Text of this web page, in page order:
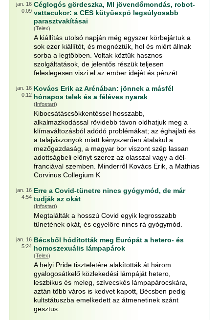
jan. 16
0:09
Céglogós gördeszka, MI jövendőmondás, robot-
vattacukor: a CES kütyüexpó legsúlyosabb
parasztvakításai
(Telex)
A kiállítás utolsó napján még egyszer körbejártuk a
sok ezer kiállítót, és megnéztük, hol és miért állnak
sorba a legtöbben. Voltak köztük hasznos
szolgáltatások, de jelentős részük teljesen
feleslegesen viszi el az ember idejét és pénzét.
jan. 16
0:12
Kovács Erik az Arénában: jönnek a másfél
hónapos telek és a féléves nyarak
(Infostart)
Kibocsátáscsökkentéssel hosszabb,
alkalmazkodással rövidebb távon oldhatjuk meg a
klímaváltozásból adódó problémákat; az éghajlati és
a talajviszonyok miatt kényszerűen átalakul a
mezőgazdaság, a magyar bor viszont szép lassan
adottságbeli előnyt szerez az olasszal vagy a dél-
franciával szemben. Minderről Kovács Erik, a Mathias
Corvinus Collegium K
jan. 16
4:54
Erre a Covid-tünetre nincs gyógymód, de már
tudják az okát
(Infostart)
Megtalálták a hosszú Covid egyik legrosszabb
tünetének okát, és egyelőre nincs rá gyógymód.
jan. 16
5:24
Bécsből hódították meg Európát a hetero- és
homoszexuális lámpapárok
(Telex)
A helyi Pride tiszteletére alakították át három
gyalogosátkelő közlekedési lámpáját hetero,
leszbikus és meleg, szívecskés lámpapárocskára,
aztán több város is kedvet kapott, Bécsben pedig
kultstátuszba emelkedett az átmenetinek szánt
gesztus.